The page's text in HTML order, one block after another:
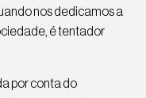
nos dedicamos a
é tentador
por conta do